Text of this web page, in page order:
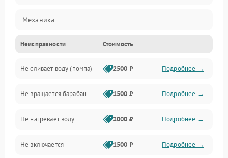
Механика
Электропитание
Водоснабжение
Слив
Программное обеспечение
Неисправности Стоимость
Не сливает воду (помпа) 2500 ₽ Подробнее →
Не вращается барабан 1500 ₽ Подробнее →
Не нагревает воду 2000 ₽ Подробнее →
Не включается 1500 ₽ Подробнее →